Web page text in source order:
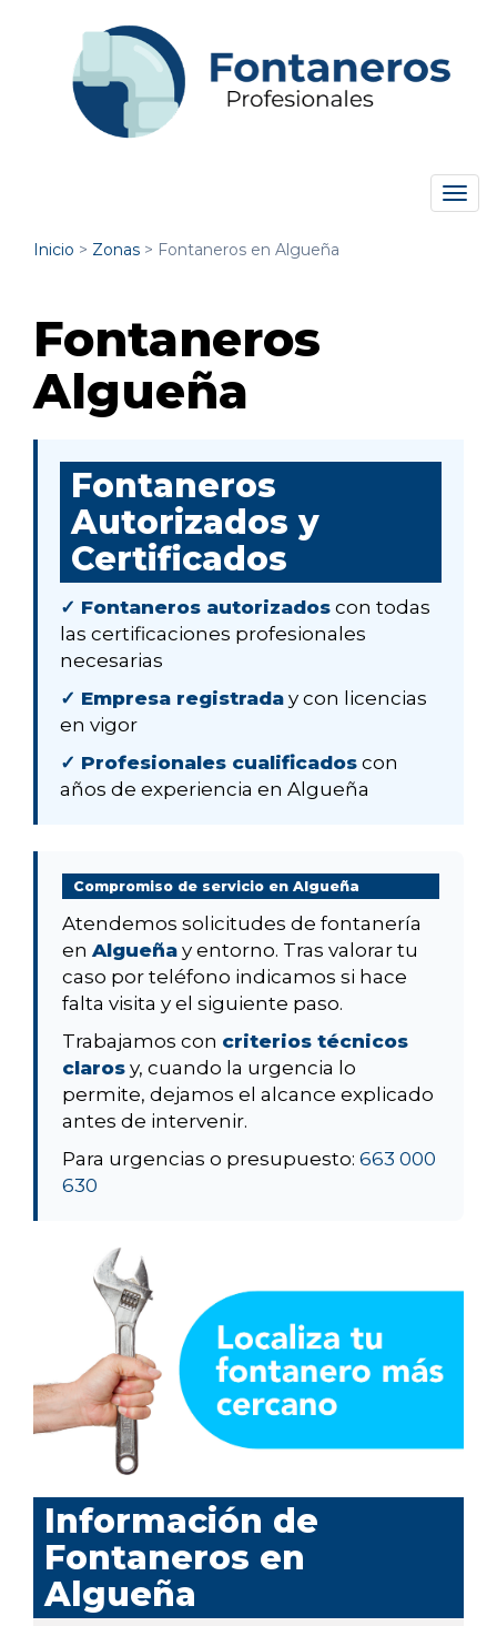
Inicio > Zonas > Fontaneros en Algueña
Fontaneros
Algueña
Fontaneros
Autorizados y
Certificados
✓ Fontaneros autorizados con todas
las certificaciones profesionales
necesarias
✓ Empresa registrada y con licencias
en vigor
✓ Profesionales cualificados con
años de experiencia en Algueña
Compromiso de servicio en Algueña
Atendemos solicitudes de fontanería
en Algueña y entorno. Tras valorar tu
caso por teléfono indicamos si hace
falta visita y el siguiente paso.
Trabajamos con criterios técnicos
claros y, cuando la urgencia lo
permite, dejamos el alcance explicado
antes de intervenir.
Para urgencias o presupuesto: 663 000
630
Información de
Fontaneros en
Algueña